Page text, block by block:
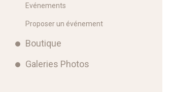
Evénements
Proposer un événement
Boutique
Galeries Photos